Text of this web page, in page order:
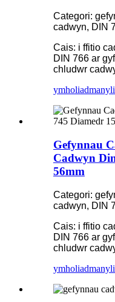
Categori:
cadwyn, DIN
Cais: i ffitio
DIN 766 ar
chludwr
ymholiad
Gefynnau
Cadwyn
56mm
Categori:
cadwyn, DIN
Cais: i ffitio
DIN 766 ar
chludwr
ymholiad